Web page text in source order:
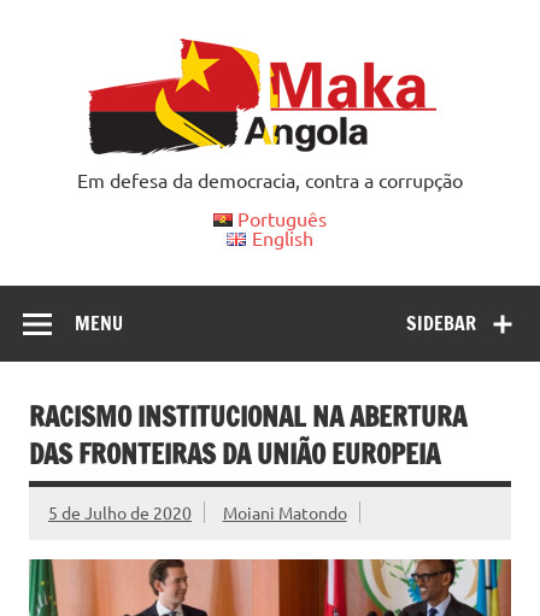
Em defesa da democracia, contra a corrupção
Português
English
SIDEBAR
MENU
RACISMO INSTITUCIONAL NA ABERTURA
DAS FRONTEIRAS DA UNIÃO EUROPEIA
5 de Julho de 2020 Moiani Matondo